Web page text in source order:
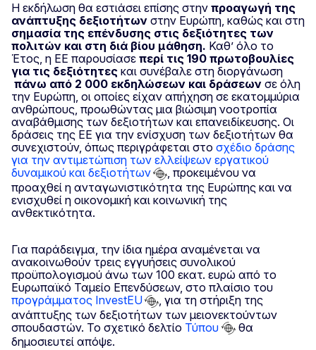
Η εκδήλωση θα εστιάσει επίσης στην προαγωγή της
ανάπτυξης δεξιοτήτων στην Ευρώπη, καθώς και στη
σημασία της επένδυσης στις δεξιότητες των
πολιτών και στη διά βίου μάθηση. Καθ’ όλο το
Έτος, η ΕΕ παρουσίασε περί τις 190 πρωτοβουλίες
για τις δεξιότητες και συνέβαλε στη διοργάνωση
πάνω από 2 000 εκδηλώσεων και δράσεων σε όλη
την Ευρώπη, οι οποίες είχαν απήχηση σε εκατομμύρια
ανθρώπους, προωθώντας μια βιώσιμη νοοτροπία
αναβάθμισης των δεξιοτήτων και επανειδίκευσης. Οι
δράσεις της ΕΕ για την ενίσχυση των δεξιοτήτων θα
συνεχιστούν, όπως περιγράφεται στο σχέδιο δράσης
για την αντιμετώπιση των ελλείψεων εργατικού
δυναμικού και δεξιοτήτων
, προκειμένου να
προαχθεί η ανταγωνιστικότητα της Ευρώπης και να
ενισχυθεί η οικονομική και κοινωνική της
ανθεκτικότητα.
Για παράδειγμα, την ίδια ημέρα αναμένεται να
ανακοινωθούν τρεις εγγυήσεις συνολικού
προϋπολογισμού άνω των 100 εκατ. ευρώ από το
Ευρωπαϊκό Ταμείο Επενδύσεων, στο πλαίσιο του
προγράμματος InvestEU
, για τη στήριξη της
ανάπτυξης των δεξιοτήτων των μειονεκτούντων
σπουδαστών. Το σχετικό δελτίο Τύπου
θα
δημοσιευτεί απόψε.